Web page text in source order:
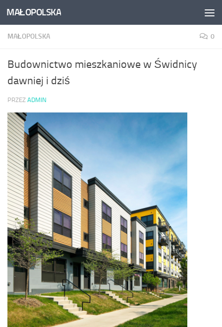
Skip to content
MAŁOPOLSKA
MAŁOPOLSKA 0
Budownictwo mieszkaniowe w Świdnicy
dawniej i dziś
PRZEZ ADMIN